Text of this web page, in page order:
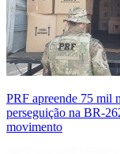
PRF apreende 75 mil
perseguição na BR-
movimento